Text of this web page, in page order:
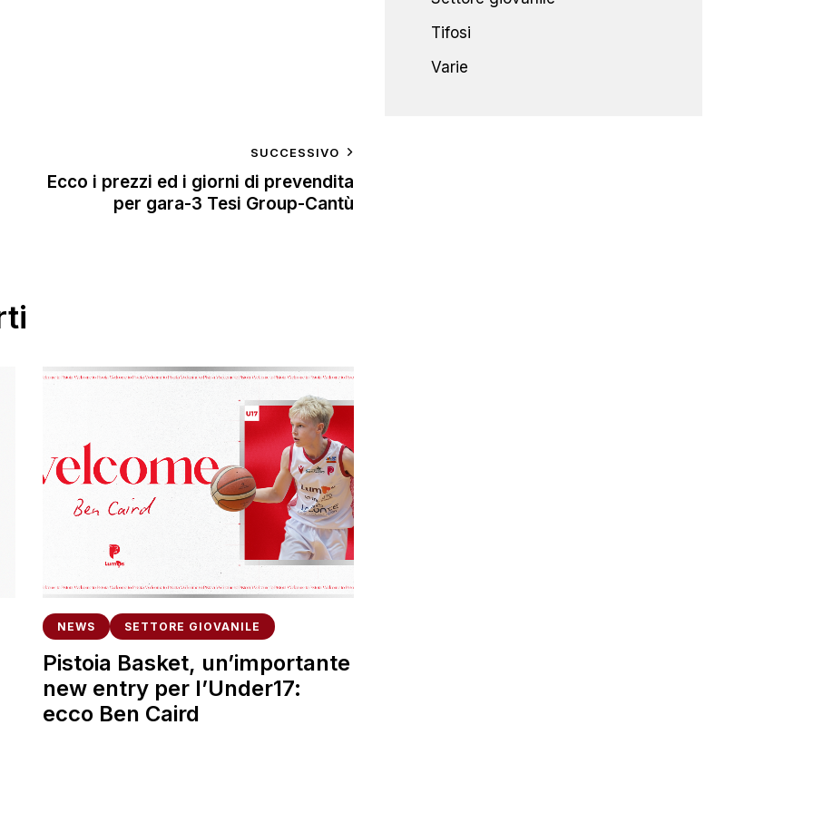
SUCCESSIVO
Ecco i prezzi ed i giorni di prevendita
per gara-3 Tesi Group-Cantù
NEWS SETTORE GIOVANILE
Pistoia Basket, un’importante
new entry per l’Under17:
ecco Ben Caird
Tifosi
Varie